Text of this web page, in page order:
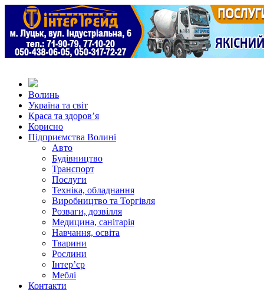
Волинь
Україна та світ
Краса та здоров’я
Корисно
Підприємства Волині
Авто
Будівництво
Транспорт
Послуги
Техніка, обладнання
Виробництво та Торгівля
Розваги, дозвілля
Медицина, санітарія
Навчання, освіта
Тварини
Рослини
Інтер’єр
Меблі
Контакти